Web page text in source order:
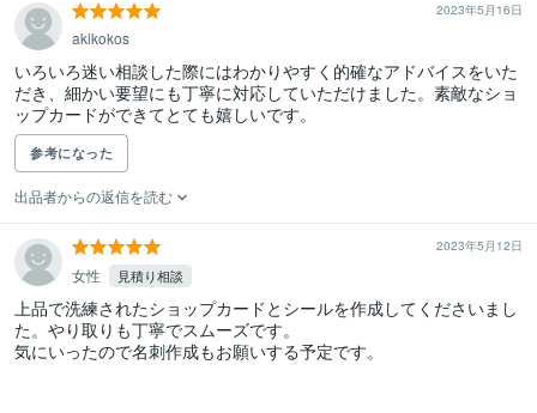
2023年5月16日
akikokos
いろいろ迷い相談した際にはわかりやすく的確なアドバイスをいた
だき、細かい要望にも丁寧に対応していただけました。素敵なショ
ップカードができてとても嬉しいです。
参考になった
出品者からの返信を読む
2023年5月12日
女性 見積り相談
上品で洗練されたショップカードとシールを作成してくださいまし
た。やり取りも丁寧でスムーズです。
気にいったので名刺作成もお願いする予定です。